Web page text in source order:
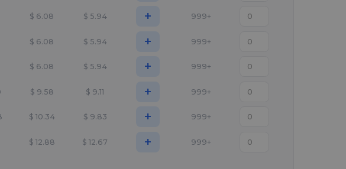
$ 6.08 $ 5.94 + 999+
$ 6.08 $ 5.94 + 999+
$ 6.08 $ 5.94 + 999+
$ 9.58 $ 9.11 + 999+
$ 10.34 $ 9.83 + 999+
$ 12.88 $ 12.67 + 999+